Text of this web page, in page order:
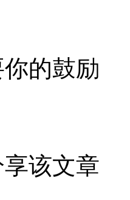
的鼓励
该文章